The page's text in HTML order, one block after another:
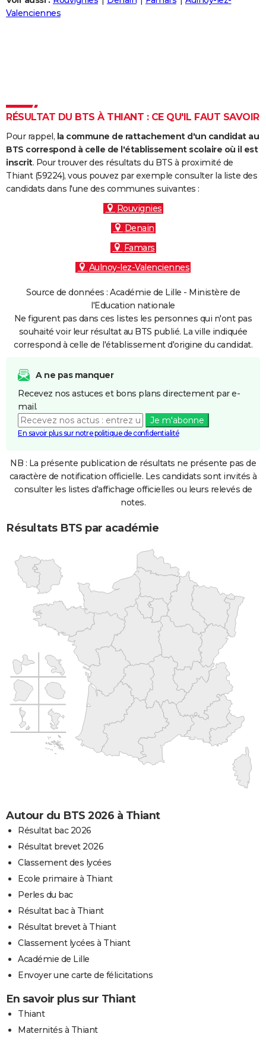
Destinations
City break
Voyage nature
Voyage de noces
Forum
Climat
+
PHOTO
Carte de Noël
Carte Bonne année
Carte Saint-Valentin
Carte Pâques
Carte d'anniversaire
DICTIONNAIRE
Dictionnaire
Biographies
Citations
Expressions
Proverbes
PROGRAMME TV
COPAINS D'AVANT
S'inscrire
Se connecter
Lycées
Collèges
Primaires
Universités
Entreprises
Service militaire
Avis de recherche
AVIS DE DÉCÈS
Valenciennes
RÉSULTAT DU BTS À THIANT : CE QU'IL FAUT SAVOIR
Pour rappel, la commune de rattachement d'un candidat au
BTS correspond à celle de l'établissement scolaire où il est
inscrit. Pour trouver des résultats du BTS à proximité de
Thiant (59224), vous pouvez par exemple consulter la liste des
candidats dans l'une des communes suivantes :
Rouvignies
Denain
Famars
Aulnoy-lez-Valenciennes
Source de données : Académie de Lille - Ministère de
l'Education nationale
Ne figurent pas dans ces listes les personnes qui n'ont pas
souhaité voir leur résultat au BTS publié. La ville indiquée
correspond à celle de l'établissement d'origine du candidat.
A ne pas manquer
Recevez nos astuces et bons plans directement par e-
mail.
Je m'abonne
En savoir plus sur notre politique de confidentialité
NB : La présente publication de résultats ne présente pas de
caractère de notification officielle. Les candidats sont invités à
consulter les listes d'affichage officielles ou leurs relevés de
notes.
Résultats BTS par académie
Autour du BTS 2026 à Thiant
Résultat bac 2026
Résultat brevet 2026
Classement des lycées
Ecole primaire à Thiant
Perles du bac
Résultat bac à Thiant
Résultat brevet à Thiant
Classement lycées à Thiant
Académie de Lille
Envoyer une carte de félicitations
En savoir plus sur Thiant
Thiant
Maternités à Thiant